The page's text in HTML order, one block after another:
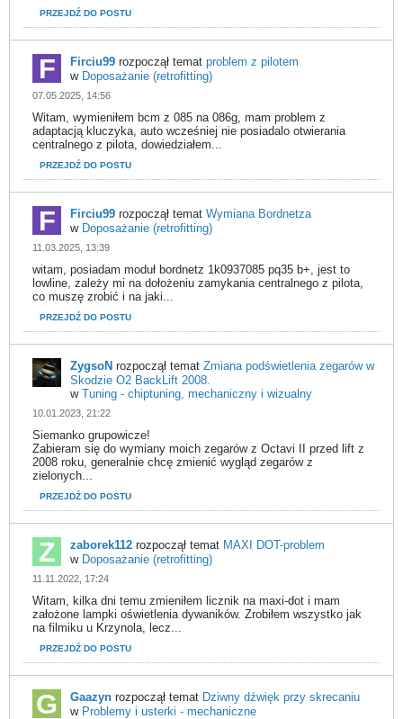
PRZEJDŹ DO POSTU
Firciu99 rozpoczął temat problem z pilotem
w Doposażanie (retrofitting)
07.05.2025, 14:56
Witam, wymieniłem bcm z 085 na 086g, mam problem z
adaptacją kluczyka, auto wcześniej nie posiadalo otwierania
centralnego z pilota, dowiedziałem...
PRZEJDŹ DO POSTU
Firciu99 rozpoczął temat Wymiana Bordnetza
w Doposażanie (retrofitting)
11.03.2025, 13:39
witam, posiadam moduł bordnetz 1k0937085 pq35 b+, jest to
lowline, zależy mi na dołożeniu zamykania centralnego z pilota,
co muszę zrobić i na jaki...
PRZEJDŹ DO POSTU
ZygsoN rozpoczął temat Zmiana podświetlenia zegarów w
Skodzie O2 BackLift 2008.
w Tuning - chiptuning, mechaniczny i wizualny
10.01.2023, 21:22
Siemanko grupowicze!
Zabieram się do wymiany moich zegarów z Octavi II przed lift z
2008 roku, generalnie chcę zmienić wygląd zegarów z
zielonych...
PRZEJDŹ DO POSTU
zaborek112 rozpoczął temat MAXI DOT-problem
w Doposażanie (retrofitting)
11.11.2022, 17:24
Witam, kilka dni temu zmieniłem licznik na maxi-dot i mam
założone lampki oświetlenia dywaników. Zrobiłem wszystko jak
na filmiku u Krzynola, lecz...
PRZEJDŹ DO POSTU
Gaazyn rozpoczął temat Dziwny dźwięk przy skrecaniu
w Problemy i usterki - mechaniczne